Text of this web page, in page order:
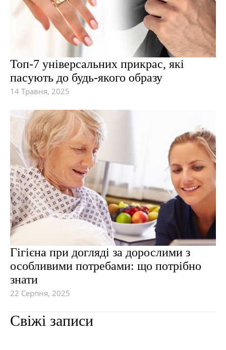
Топ-7 універсальних прикрас, які
пасують до будь-якого образу
14 Травня, 2025
Гігієна при догляді за дорослими з
особливими потребами: що потрібно
знати
22 Серпня, 2025
Свіжі записи